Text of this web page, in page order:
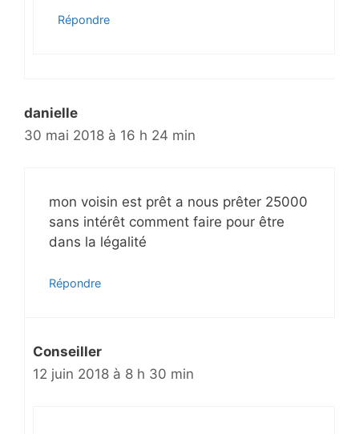
Répondre
danielle
30 mai 2018 à 16 h 24 min
mon voisin est prêt a nous prêter 25000
sans intérêt comment faire pour être
dans la légalité
Répondre
Conseiller
12 juin 2018 à 8 h 30 min